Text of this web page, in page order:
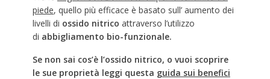
piede, quello più efficace è basato sull’ aumento dei
livelli di ossido nitrico attraverso l’utilizzo
di abbigliamento bio-funzionale.
Se non sai cos’è l’ossido nitrico, o vuoi scoprire
le sue proprietà leggi questa guida sui benefici